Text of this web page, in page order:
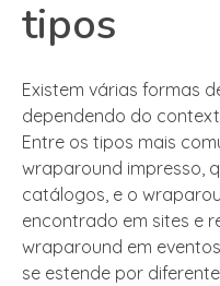
tipos
Existem várias formas
dependendo do
Entre os tipos mais
wraparound impresso,
catálogos, e o
encontrado em sites e
wraparound em
se estende por